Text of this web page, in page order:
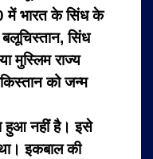
में भारत के सिंध के
बलूचिस्तान, सिंध
मुस्लिम राज्य
को जन्म
हुआ नहीं है। इसे
इकबाल की